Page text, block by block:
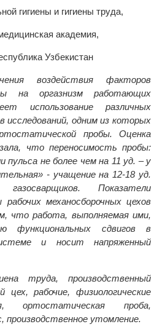
гигиены и гигиены труда,
академия,
Узбекистан
воздействия факторов
на оргазнизм работающих
использование различных
исследований, одним из которых
пробы. Оценка
что переносимость пробы:
пульса не более чем на 11 уд. – у
- учащение на 12-18 уд.
Показатели
механосборочных цехов
что работа, выполняемая ими,
функциональных сдвигов в
и носит напряженный
труда, производственный
цех, рабочие, физиологические
ортостатическая проба,
производственное утомление.